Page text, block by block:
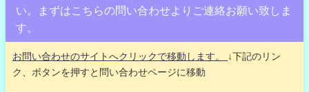
い。まずはこちらの問い合わせよりご連絡お願い致しま
す。
お問い合わせのサイトへクリックで移動します。
↓下記のリン
ク、ボタンを押すと問い合わせページに移動